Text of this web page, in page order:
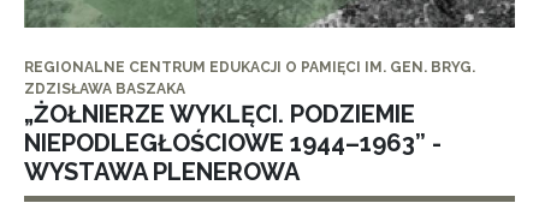
REGIONALNE CENTRUM EDUKACJI O PAMIĘCI IM. GEN. BRYG.
ZDZISŁAWA BASZAKA
„ŻOŁNIERZE WYKLĘCI. PODZIEMIE
NIEPODLEGŁOŚCIOWE 1944–1963” -
WYSTAWA PLENEROWA